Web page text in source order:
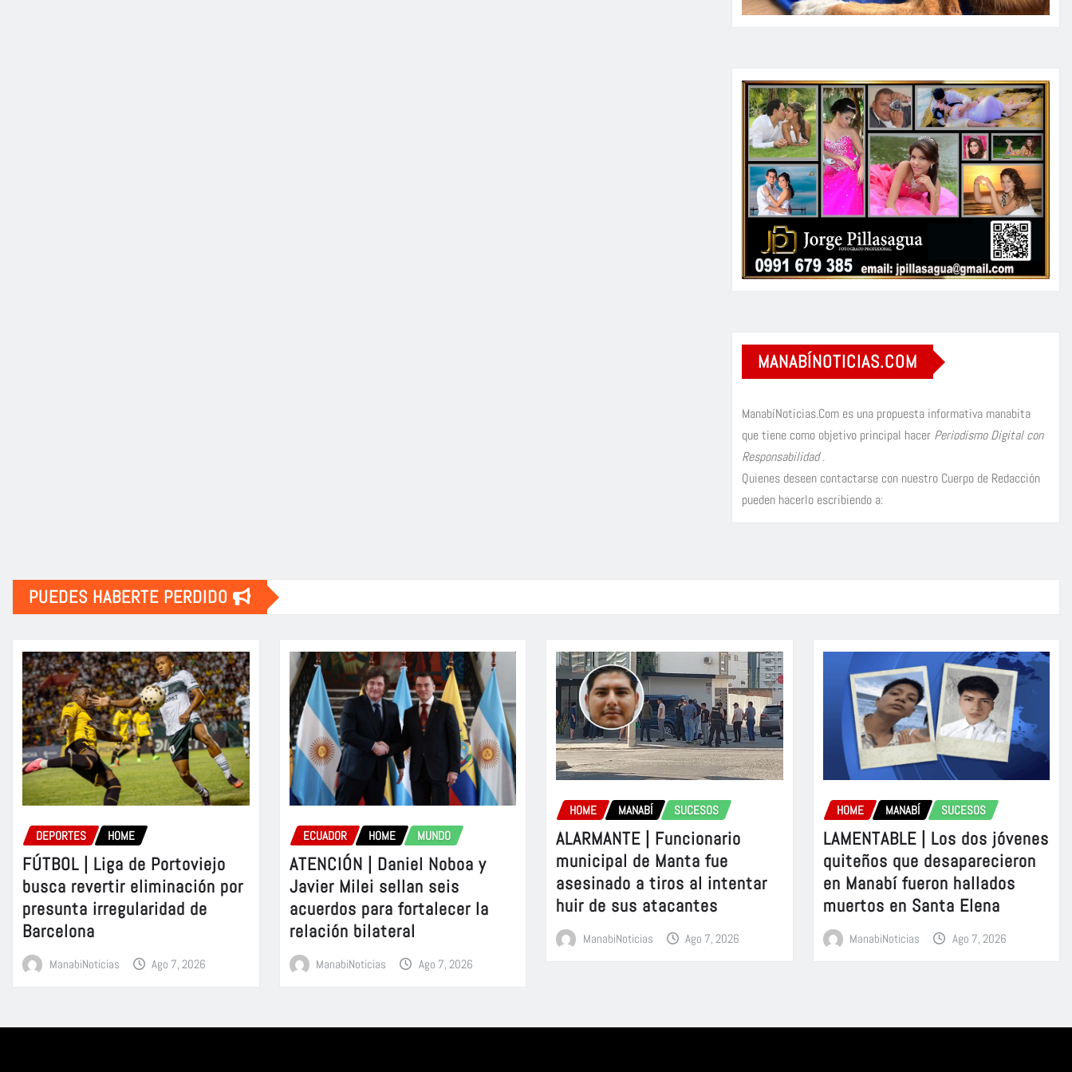
MANABÍNOTICIAS.COM
ManabíNoticias.Com es una propuesta informativa manabita
que tiene como objetivo principal hacer Periodismo Digital con
Responsabilidad.
Quienes deseen contactarse con nuestro Cuerpo de Redacción
pueden hacerlo escribiendo a:
PUEDES HABERTE PERDIDO
DEPORTES HOME
FÚTBOL | Liga de Portoviejo
busca revertir eliminación por
presunta irregularidad de
Barcelona
ManabiNoticias Ago 7, 2026
ECUADOR HOME MUNDO
ATENCIÓN | Daniel Noboa y
Javier Milei sellan seis
acuerdos para fortalecer la
relación bilateral
ManabiNoticias Ago 7, 2026
HOME MANABÍ SUCESOS
ALARMANTE | Funcionario
municipal de Manta fue
asesinado a tiros al intentar
huir de sus atacantes
ManabiNoticias Ago 7, 2026
HOME MANABÍ SUCESOS
LAMENTABLE | Los dos jóvenes
quiteños que desaparecieron
en Manabí fueron hallados
muertos en Santa Elena
ManabiNoticias Ago 7, 2026